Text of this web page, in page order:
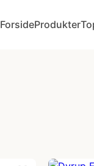
ForsideProdukter